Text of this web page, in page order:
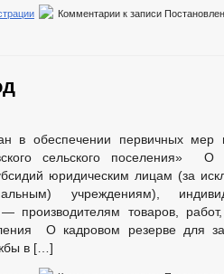
Комментарии к записи
в обеспечении первичных мер
сельского поселения» О
юридическим лицам (за
учреждениям),
производителям товаров, работ,
О кадровом резерве для
в […]